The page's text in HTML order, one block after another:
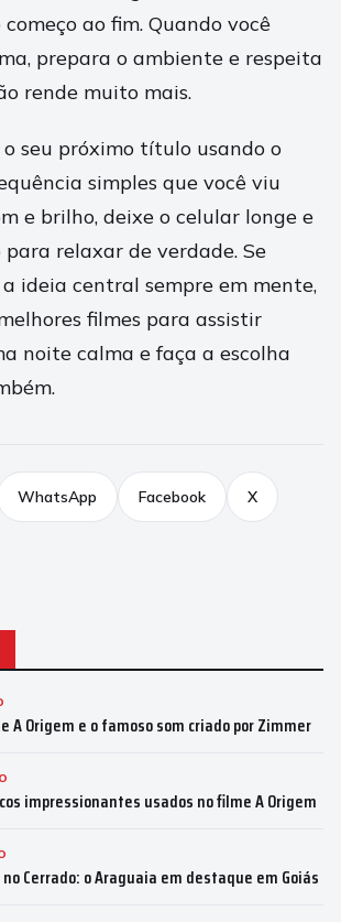
ao fim. Quando você
prepara o ambiente e respeita
rende muito mais.
seu próximo título usando o
simples que você viu
e brilho, deixe o celular longe e
para relaxar de verdade. Se
ideia central sempre em mente,
filmes para assistir
noite calma e faça a escolha
WhatsApp Facebook X
A Origem e o famoso som criado por Zimmer
impressionantes usados no filme A Origem
Cerrado: o Araguaia em destaque em Goiás